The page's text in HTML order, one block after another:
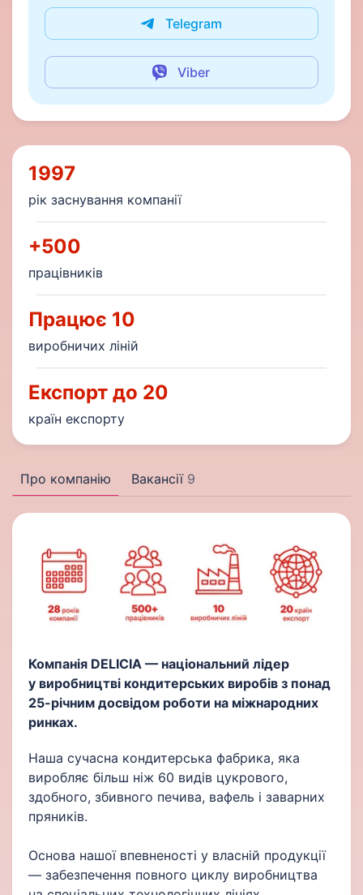
Telegram
Viber
1997
рік заснування компанії
+500
працівників
Працює 10
виробничих ліній
Експорт до 20
країн експорту
Про компанію Вакансії 9
Компанія DELICIA — національний лідер
у виробництві кондитерських виробів з понад
25-річним досвідом роботи на міжнародних
ринках.
Наша сучасна кондитерська фабрика, яка
виробляє більш ніж 60 видів цукрового,
здобного, збивного печива, вафель і заварних
пряників.
Основа нашої впевненості у власній продукції
— забезпечення повного циклу виробництва